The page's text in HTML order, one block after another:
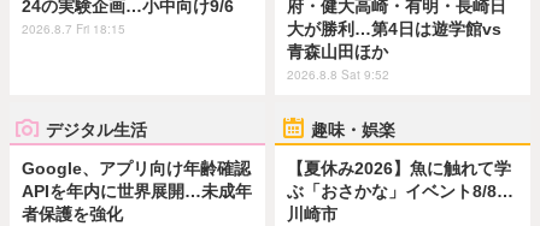
24の実験企画…小中向け9/6
2026.8.7 Fri 18:15
府・健大高崎・有明・長崎日
大が勝利…第4日は遊学館vs
青森山田ほか
2026.8.8 Sat 9:52
デジタル生活
Google、アプリ向け年齢確認
APIを年内に世界展開…未成年
者保護を強化
趣味・娯楽
【夏休み2026】魚に触れて学
ぶ「おさかな」イベント8/8…
川崎市